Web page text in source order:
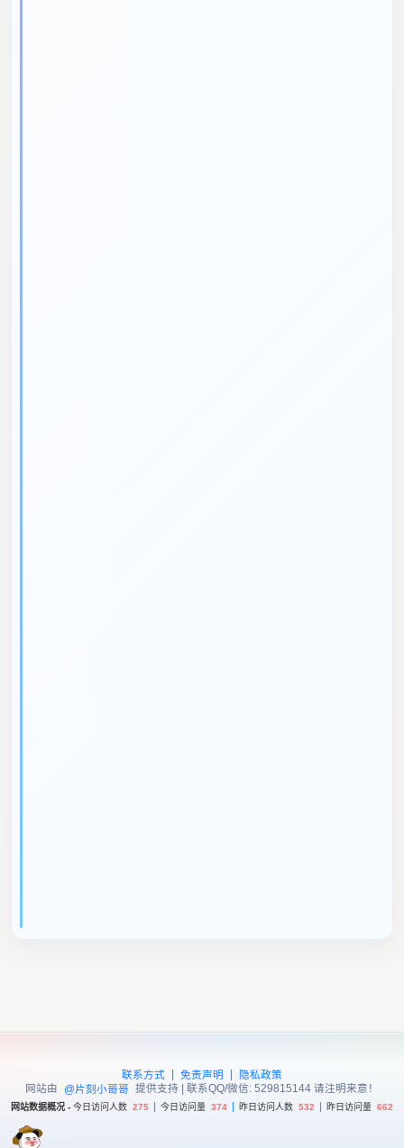
联系方式 | 免责声明 |
隐私政策
网站由
@片刻小哥哥 提供支持 | 联系QQ/微信: 529815144 请注明来意！
网站数据概况 - 今日访问人数 275 今日访问量 374 昨日访问人数 532 昨日访问量 662